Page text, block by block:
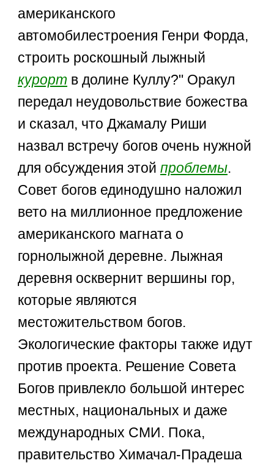
американского
автомобилестроения Генри Форда,
строить роскошный лыжный
курорт в долине Куллу?" Оракул
передал неудовольствие божества
и сказал, что Джамалу Риши
назвал встречу богов очень нужной
для обсуждения этойпроблемы.
Совет богов единодушно наложил
вето на миллионное предложение
американского магната о
горнолыжной деревне. Лыжная
деревня осквернит вершины гор,
которые являются
местожительством богов.
Экологические факторы также идут
против проекта. Решение Совета
Богов привлекло большой интерес
местных, национальных и даже
международных СМИ. Пока,
правительство Химачал-Прадеша